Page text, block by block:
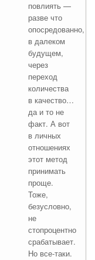
повлиять —
разве что
опосредованно,
в далеком
будущем,
через
переход
количества
в качество…
да и то не
факт. А вот
в личных
отношениях
этот метод
принимать
проще.
Тоже,
безусловно,
не
стопроцентно
срабатывает.
Но все-таки.